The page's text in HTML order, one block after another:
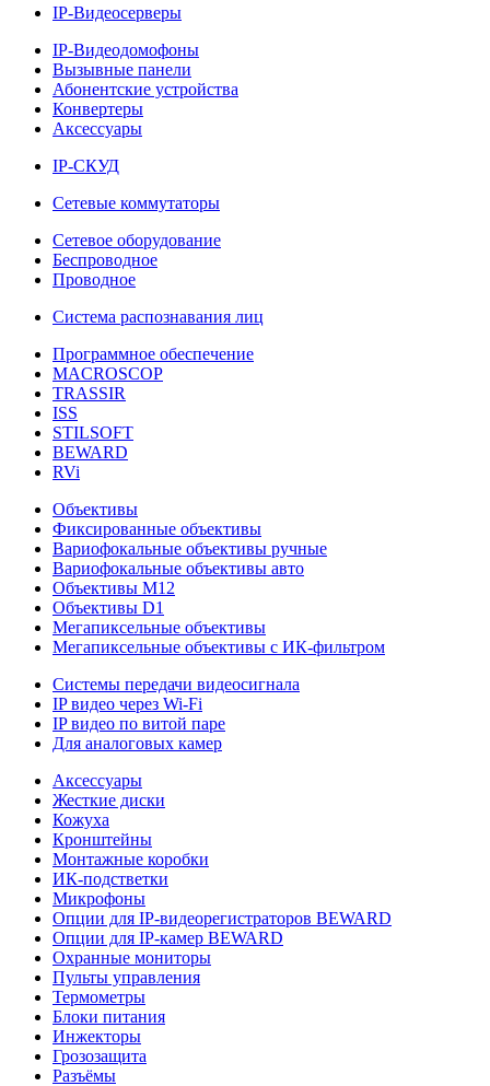
IP-Видеосерверы
IP-Видеодомофоны
Вызывные панели
Абонентские устройства
Конвертеры
Аксессуары
IP-СКУД
Сетевые коммутаторы
Сетевое оборудование
Беспроводное
Проводное
Система распознавания лиц
Программное обеспечение
MACROSCOP
TRASSIR
ISS
STILSOFT
BEWARD
RVi
Объективы
Фиксированные объективы
Вариофокальные объективы ручные
Вариофокальные объективы авто
Объективы М12
Объективы D1
Мегапиксельные объективы
Мегапиксельные объективы с ИК-фильтром
Системы передачи видеосигнала
IP видео через Wi-Fi
IP видео по витой паре
Для аналоговых камер
Аксессуары
Жесткие диски
Кожуха
Кронштейны
Монтажные коробки
ИК-подстветки
Микрофоны
Опции для IP-видеорегистраторов BEWARD
Опции для IP-камер BEWARD
Охранные мониторы
Пульты управления
Термометры
Блоки питания
Инжекторы
Грозозащита
Разъёмы